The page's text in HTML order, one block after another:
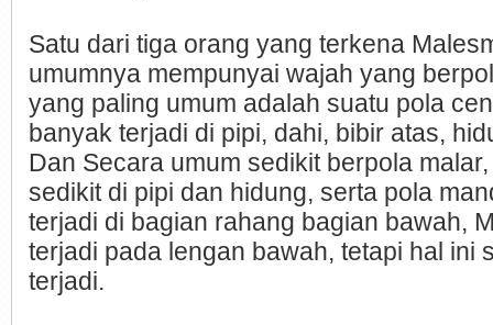
Satu dari tiga orang yang terkena
umumnya mempunyai wajah yang
yang paling umum adalah suatu pola
banyak terjadi di pipi, dahi, bibir atas,
Dan Secara umum sedikit berpola
sedikit di pipi dan hidung, serta pola
terjadi di bagian rahang bagian bawah,
terjadi pada lengan bawah, tetapi hal ini
terjadi.